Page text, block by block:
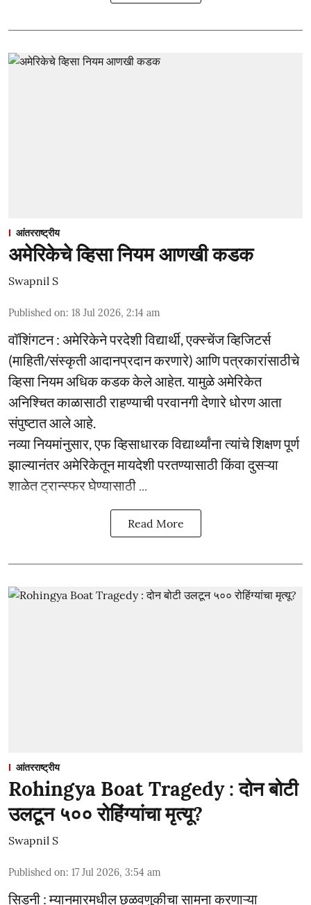
आंतरराष्ट्रीय
अमेरिकेचे व्हिसा नियम आणखी कडक
Swapnil S
Published on: 18 Jul 2026, 2:14 am
वॉशिंगटन : अमेरिकेने परदेशी विद्यार्थी, एक्स्चेंज व्हिजिटर्स
(माहिती/संस्कृती आदानप्रदान करणारे) आणि पत्रकारांसाठीचे
व्हिसा नियम अधिक कडक केले आहेत. यामुळे अमेरिकेत
अनिश्चित काळासाठी राहण्याची परवानगी देणारे धोरण आता
संपुष्टात आले आहे.
नव्या नियमांनुसार, एफ व्हिसाधारक विद्यार्थ्यांना त्यांचे शिक्षण पूर्ण
झाल्यानंतर अमेरिकेतून मायदेशी परतण्यासाठी किंवा दुसऱ्या
शाळेत ट्रान्स्फर घेण्यासाठी ...
Read More
आंतरराष्ट्रीय
Rohingya Boat Tragedy : दोन बोटी
उलटून ५०० रोहिंग्यांचा मृत्यू?
Swapnil S
Published on: 17 Jul 2026, 3:54 am
सिडनी : म्यानमारमधील छळवणुकीचा सामना करणाऱ्या